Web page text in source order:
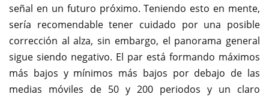
señal en un futuro próximo. Teniendo esto en mente,
sería recomendable tener cuidado por una posible
corrección al alza, sin embargo, el panorama general
sigue siendo negativo. El par está formando máximos
más bajos y mínimos más bajos por debajo de las
medias móviles de 50 y 200 periodos y un claro